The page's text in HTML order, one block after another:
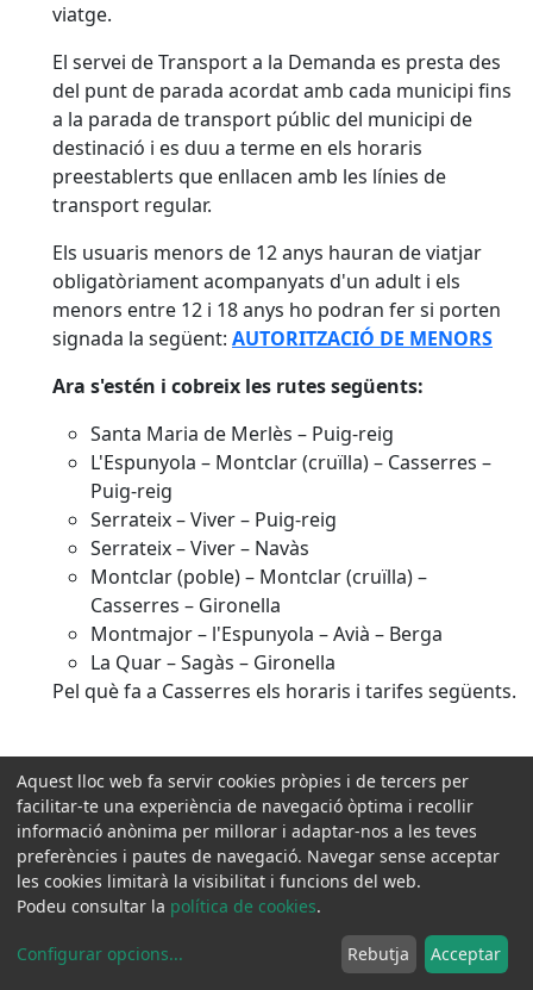
viatge.
El servei de Transport a la Demanda es presta des
del punt de parada acordat amb cada municipi fins
a la parada de transport públic del municipi de
destinació i es duu a terme en els horaris
preestablerts que enllacen amb les línies de
transport regular.
Els usuaris menors de 12 anys hauran de viatjar
obligatòriament acompanyats d'un adult i els
menors entre 12 i 18 anys ho podran fer si porten
signada la següent: AUTORITZACIÓ DE MENORS
Ara s'estén i cobreix les rutes següents:
Santa Maria de Merlès – Puig-reig
L'Espunyola – Montclar (cruïlla) – Casserres –
Puig-reig
Serrateix – Viver – Puig-reig
Serrateix – Viver – Navàs
Montclar (poble) – Montclar (cruïlla) –
Casserres – Gironella
Montmajor – l'Espunyola – Avià – Berga
La Quar – Sagàs – Gironella
Pel què fa a Casserres els horaris i tarifes següents.
Unió Europea
Unió Europea
Urgències 112
Urgències 112
Aquest lloc web fa servir cookies pròpies i de tercers per
facilitar-te una experiència de navegació òptima i recollir
informació anònima per millorar i adaptar-nos a les teves
preferències i pautes de navegació. Navegar sense acceptar
les cookies limitarà la visibilitat i funcions del web.
Podeu consultar la política de cookies.
Configurar opcions... Rebutja Acceptar